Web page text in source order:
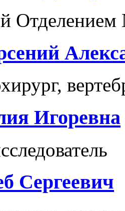
Отделением
Игоревна
Сергеевич